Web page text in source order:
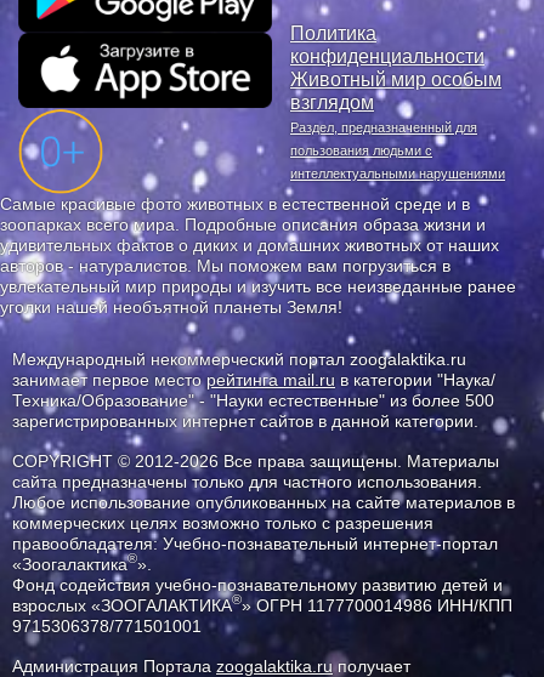
Политика
конфиденциальности
Животный мир особым
взглядом
Раздел, предназначенный для
пользования людьми с
интеллектуальными нарушениями
Самые красивые фото животных в естественной среде и в
зоопарках всего мира. Подробные описания образа жизни и
удивительных фактов о диких и домашних животных от наших
авторов - натуралистов. Мы поможем вам погрузиться в
увлекательный мир природы и изучить все неизведанные ранее
уголки нашей необъятной планеты Земля!
Международный некоммерческий портал zoogalaktika.ru
занимает первое месторейтинга mail.ru в категории "Наука/
Техника/Образование" - "Науки естественные" из более 500
зарегистрированных интернет сайтов в данной категории.
COPYRIGHT © 2012-2026 Все права защищены. Материалы
сайта предназначены только для частного использования.
Любое использование опубликованных на сайте материалов в
коммерческих целях возможно только с разрешения
правообладателя: Учебно-познавательный интернет-портал
«Зоогалактика®».
Фонд содействия учебно-познавательному развитию детей и
взрослых «ЗООГАЛАКТИКА®» ОГРН 1177700014986 ИНН/КПП
9715306378/771501001
Администрация Портала zoogalaktika.ruполучает